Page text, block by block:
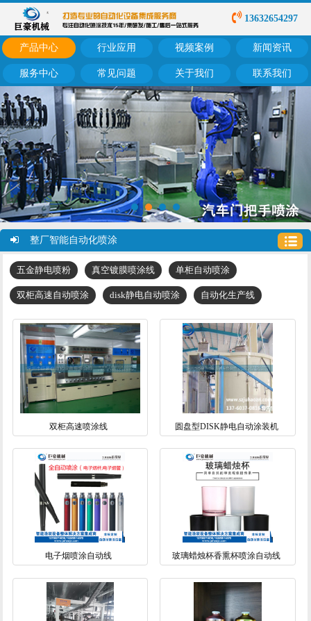
13632654297
产品中心 行业应用 视频案例 新闻资讯
服务中心 常见问题 关于我们 联系我们
整厂智能自动化喷涂
五金静电喷粉 真空镀膜喷涂线 单柜自动喷涂
双柜高速自动喷涂 disk静电自动喷涂 自动化生产线
双柜高速喷涂线 圆盘型DISK静电自动涂装机
电子烟喷涂自动线 玻璃蜡烛杯香熏杯喷涂自动线